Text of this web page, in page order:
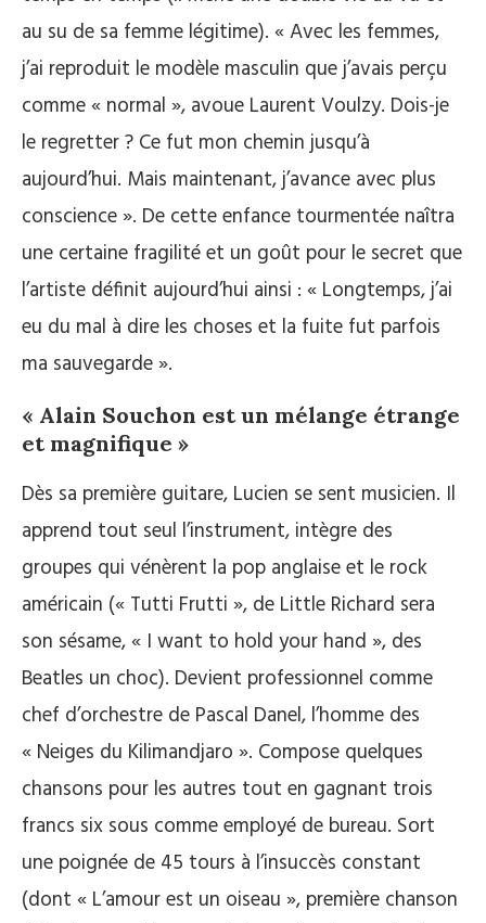
au su de sa femme légitime). « Avec les femmes,
j’ai reproduit le modèle masculin que j’avais perçu
comme « normal », avoue Laurent Voulzy. Dois-je
le regretter ? Ce fut mon chemin jusqu’à
aujourd’hui. Mais maintenant, j’avance avec plus
conscience ». De cette enfance tourmentée naîtra
une certaine fragilité et un goût pour le secret que
l’artiste définit aujourd’hui ainsi : « Longtemps, j’ai
eu du mal à dire les choses et la fuite fut parfois
ma sauvegarde ».
« Alain Souchon est un mélange étrange
et magnifique »
Dès sa première guitare, Lucien se sent musicien. Il
apprend tout seul l’instrument, intègre des
groupes qui vénèrent la pop anglaise et le rock
américain (« Tutti Frutti », de Little Richard sera
son sésame, « I want to hold your hand », des
Beatles un choc). Devient professionnel comme
chef d’orchestre de Pascal Danel, l’homme des
« Neiges du Kilimandjaro ». Compose quelques
chansons pour les autres tout en gagnant trois
francs six sous comme employé de bureau. Sort
une poignée de 45 tours à l’insuccès constant
(dont « L’amour est un oiseau », première chanson